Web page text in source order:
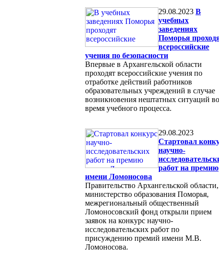
29.08.2023 В
учебных
заведениях
Поморья
всероссийские
учения по безопасности
Впервые в Архангельской области
проходят всероссийские учения по
отработке действий работников
образовательных учреждений в случае
возникновения нештатных ситуаций во
время учебного процесса.
29.08.2023
Стартовал
научно-
работ на премию
имени Ломоносова
Правительство Архангельской области,
министерство образования Поморья,
межрегиональный общественный
Ломоносовский фонд открыли прием
заявок на конкурс научно-
исследовательских работ по
присуждению премий имени М.В.
Ломоносова.